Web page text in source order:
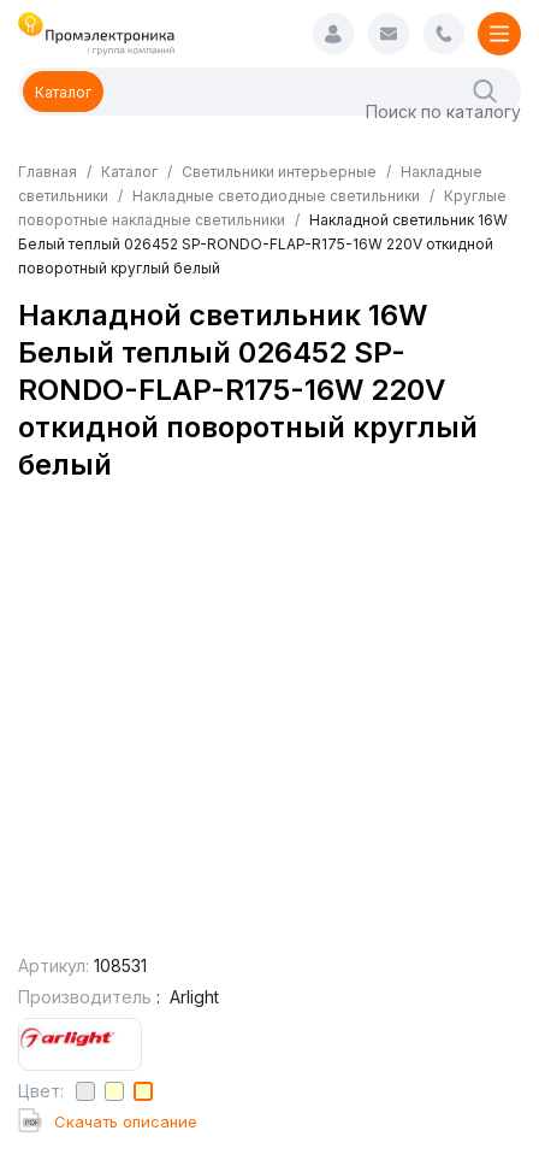
Каталог
Главная Каталог Светильники интерьерные
Накладные
светильники
Накладные светодиодные светильники
Круглые
поворотные накладные светильники
Накладной светильник 16W
Белый теплый 026452 SP-RONDO-FLAP-R175-16W 220V откидной
поворотный круглый белый
Накладной светильник 16W
Белый теплый 026452 SP-
RONDO-FLAP-R175-16W 220V
откидной поворотный круглый
белый
Артикул: 108531
Производитель : Arlight
Цвет:
Cкачать описание